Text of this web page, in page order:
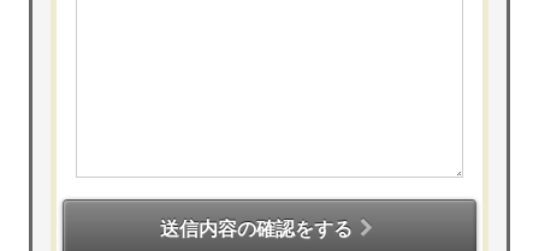
送信内容の確認をする